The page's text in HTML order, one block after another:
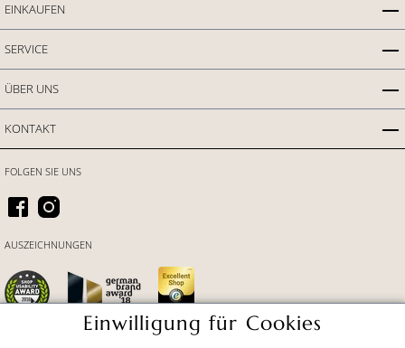
EINKAUFEN
SERVICE
ÜBER UNS
KONTAKT
FOLGEN SIE UNS
AUSZEICHNUNGEN
Einwilligung für Cookies